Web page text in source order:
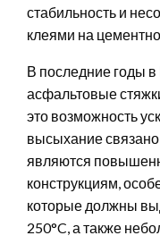
стабильность и
клеями на
В последние годы
асфальтовые
это возможность
высыхание
являются
конструкциям,
которые должны
250°C, а также